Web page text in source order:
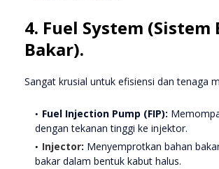
4. Fuel System (Sistem
Bakar).
Sangat krusial untuk efisiensi dan tenaga
Fuel Injection Pump (FIP):
dengan tekanan tinggi ke injektor.
Injector: Menyemprotkan bahan
bakar dalam bentuk kabut halus.